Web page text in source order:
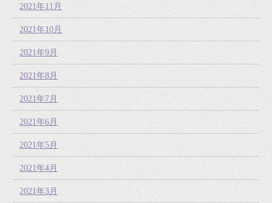
2021年11月
2021年10月
2021年9月
2021年8月
2021年7月
2021年6月
2021年5月
2021年4月
2021年3月